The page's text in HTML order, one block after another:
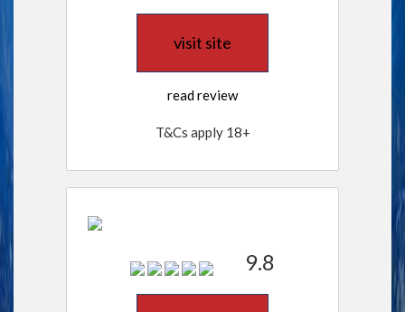
visit site
read review
T&Cs apply 18+
9.8